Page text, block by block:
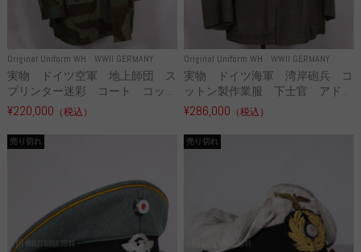
Original Uniform WH WWII GERMANY
実物 ドイツ空軍 地上師団 ス
プリンター迷彩 コート コッ...
¥220,000 （税込）
Original Uniform WH WWII GERMANY
実物 ドイツ海軍 湾岸砲兵 コ
ットン製作業服 下士官 アド...
¥286,000 （税込）
売り切れ 売り切れ